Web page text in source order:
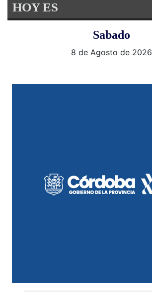
HOY ES
Sabado
8 de Agosto de 2026